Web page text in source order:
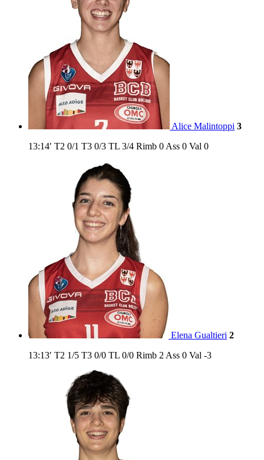
Alice Malintoppi 3
13:14′ T2 0/1 T3 0/3 TL 3/4 Rimb 0 Ass 0 Val 0
Elena Gualtieri 2
13:13′ T2 1/5 T3 0/0 TL 0/0 Rimb 2 Ass 0 Val -3